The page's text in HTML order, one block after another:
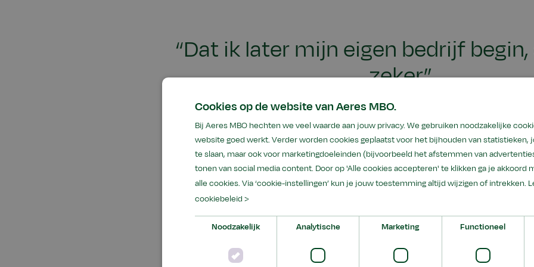
“Dat ik later mijn eigen bedrijf
zeker”
Rutger Dros, Bedrijfsleider biologisch-dynamisch bedrijf (niveau 4,
Ook fruitteelt blijft natuurlijk een agrarisch bedrijf. Je werkt met trekkers en
doet veel praktijk, bent dagelijks op de tuin. Ik kwam naar Warmonderhof voor
Warmonderhof geven ze melkveehouderij. Vleesvee wordt vaker als een zijtak
ik ontdekt dat ik teelt ook heel leuk vindt. Mijn externe halfjaarstage heb ik
bedrijf Fokholgård in Noorwegen. Zij hadden akkerbouw, melkvee en tuinbouw.
maar ik heb er voornamelijk aan tuinbouw gedaan. Dus ik richt me meer en
Cookies op de website van Aeres MBO.
Bij Aeres MBO hechten we veel waarde aan jouw privacy. We gebruiken noodzakelijke
website goed werkt. Verder worden cookies geplaatst voor het bijhouden van statistieken,
te slaan, maar ook voor marketingdoeleinden (bijvoorbeeld het afstemmen van
tonen van social media content. Door op 'Alle cookies accepteren' te klikken ga je akkoord
alle cookies. Via ‘cookie-instellingen’ kun je jouw toestemming altijd wijzigen of intrekken.
cookiebeleid >
Noodzakelijk Analytische Marketing Functioneel